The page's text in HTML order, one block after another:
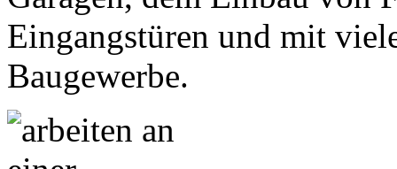
Eingangstüren und mit
Baugewerbe.